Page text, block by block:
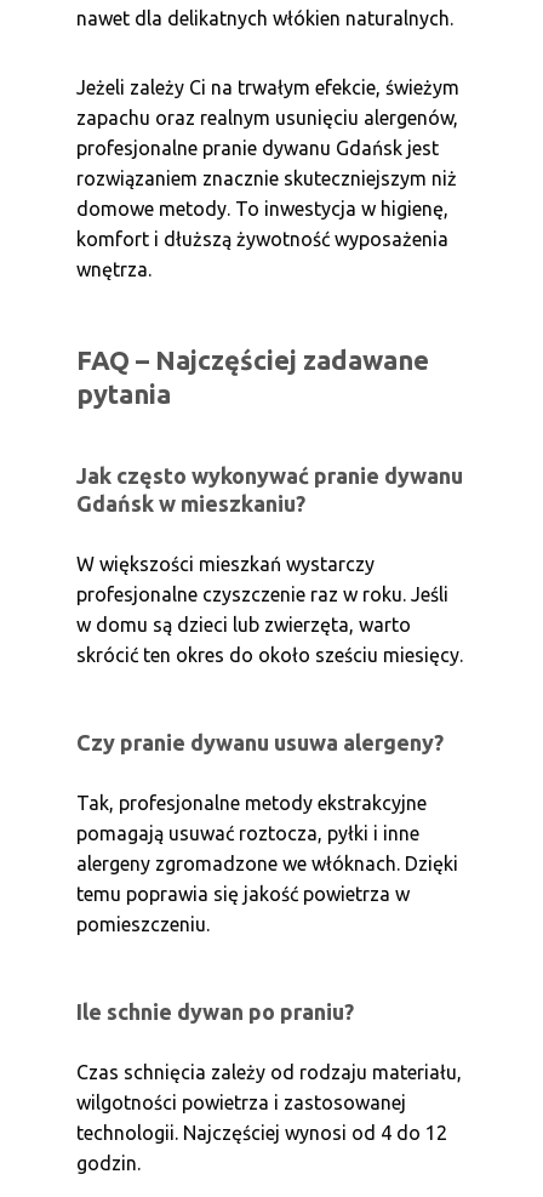
nawet dla delikatnych włókien naturalnych.
Jeżeli zależy Ci na trwałym efekcie, świeżym
zapachu oraz realnym usunięciu alergenów,
profesjonalne pranie dywanu Gdańsk jest
rozwiązaniem znacznie skuteczniejszym niż
domowe metody. To inwestycja w higienę,
komfort i dłuższą żywotność wyposażenia
wnętrza.
FAQ – Najczęściej zadawane
pytania
Jak często wykonywać pranie dywanu
Gdańsk w mieszkaniu?
W większości mieszkań wystarczy
profesjonalne czyszczenie raz w roku. Jeśli
w domu są dzieci lub zwierzęta, warto
skrócić ten okres do około sześciu miesięcy.
Czy pranie dywanu usuwa alergeny?
Tak, profesjonalne metody ekstrakcyjne
pomagają usuwać roztocza, pyłki i inne
alergeny zgromadzone we włóknach. Dzięki
temu poprawia się jakość powietrza w
pomieszczeniu.
Ile schnie dywan po praniu?
Czas schnięcia zależy od rodzaju materiału,
wilgotności powietrza i zastosowanej
technologii. Najczęściej wynosi od 4 do 12
godzin.